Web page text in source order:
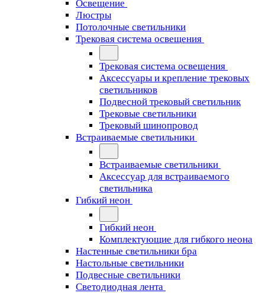
Освещение
Люстры
Потолочные светильники
Трековая система освещения
Трековая система освещения
Аксессуары и крепление трековых
светильников
Подвесной трековый светильник
Трековые светильники
Трековый шинопровод
Встраиваемые светильники
Встраиваемые светильники
Аксессуар для встраиваемого
светильника
Гибкий неон
Гибкий неон
Комплектующие для гибкого неона
Настенные светильники бра
Настольные светильники
Подвесные светильники
Светодиодная лента